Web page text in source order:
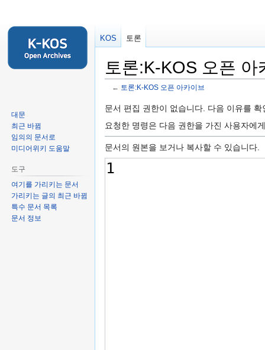
토론:K-KOS 오픈
← 토론:K-KOS 오픈 아카이브
둘
러
기
로
가
검
색
러
가
기
문서 편집 권한이 없습니다. 다음 이유를 확
요청한 명령은 다음 권한을 가진 사용자에
문서의 원본을 보거나 복사할 수 있습니다.
KOS 토론
대문
최근 바뀜
임의의 문서로
미디어위키 도움말
도구
여기를 가리키는 문서
가리키는 글의 최근 바뀜
특수 문서 목록
문서 정보